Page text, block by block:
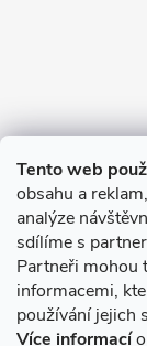
Tento web
obsahu a
analýze
sdílíme s
Partneři mohou
informacemi,
používání jejich
Více informacío
O nákupu
Novinky v
Archiv